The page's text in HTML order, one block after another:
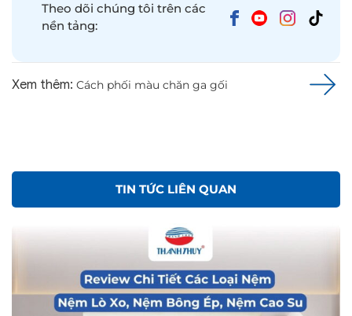
Theo dõi chúng tôi trên các
nền tảng:
Xem thêm: Cách phối màu chăn ga gối
TIN TỨC LIÊN QUAN